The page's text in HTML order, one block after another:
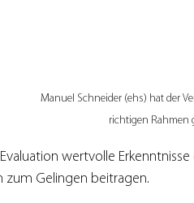
Manuel Schneider (ehs) hat der
richtigen Rahmen
wertvolle Erkenntnisse
zum Gelingen beitragen.